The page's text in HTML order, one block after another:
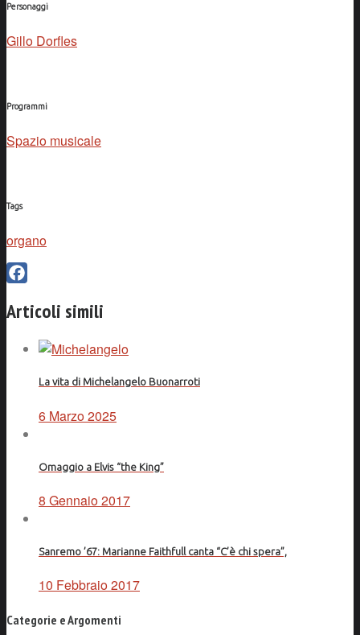
Personaggi
Gillo Dorfles
Programmi
Spazio musicale
Tags
organo
Articoli simili
La vita di Michelangelo Buonarroti
6 Marzo 2025
Omaggio a Elvis “the King”
8 Gennaio 2017
Sanremo ’67: Marianne Faithfull canta “C’è chi spera”,
10 Febbraio 2017
Categorie e Argomenti